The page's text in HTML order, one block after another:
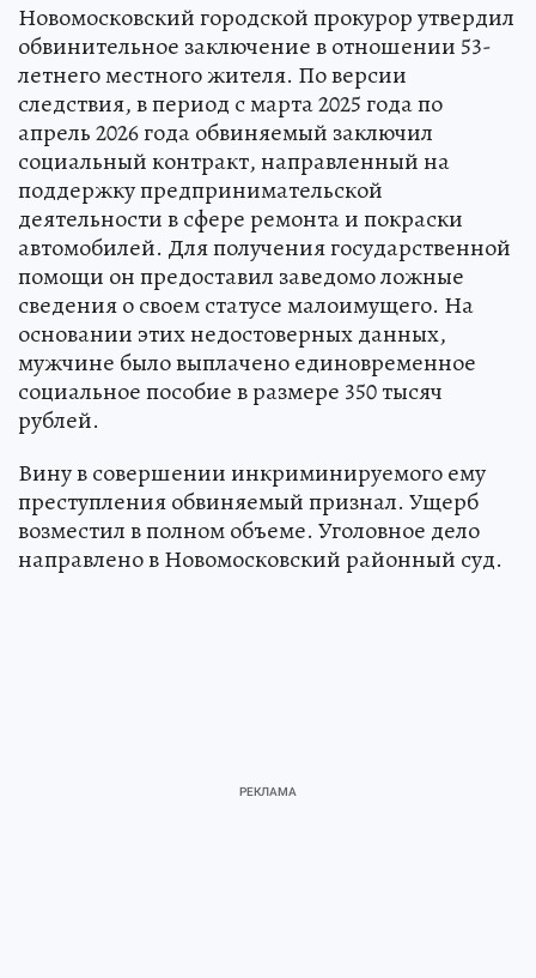
Новомосковский городской прокурор утвердил
обвинительное заключение в отношении 53-
летнего местного жителя. По версии
следствия, в период с марта 2025 года по
апрель 2026 года обвиняемый заключил
социальный контракт, направленный на
поддержку предпринимательской
деятельности в сфере ремонта и покраски
автомобилей. Для получения государственной
помощи он предоставил заведомо ложные
сведения о своем статусе малоимущего. На
основании этих недостоверных данных,
мужчине было выплачено единовременное
социальное пособие в размере 350 тысяч
рублей.
Вину в совершении инкриминируемого ему
преступления обвиняемый признал. Ущерб
возместил в полном объеме. Уголовное дело
направлено в Новомосковский районный суд.